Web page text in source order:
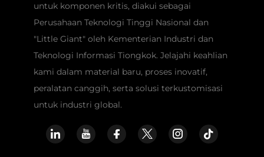
untuk komponen kritis, diakui sebagai
Perusahaan Teknologi Tinggi Nasional dan
"Little Giant" oleh Kementerian Industri dan
Teknologi Informasi Tiongkok. Jelajahi keahlian
kami dalam material baru, proses inovatif,
peralatan canggih, serta solusi terkustomisasi
untuk industri global.